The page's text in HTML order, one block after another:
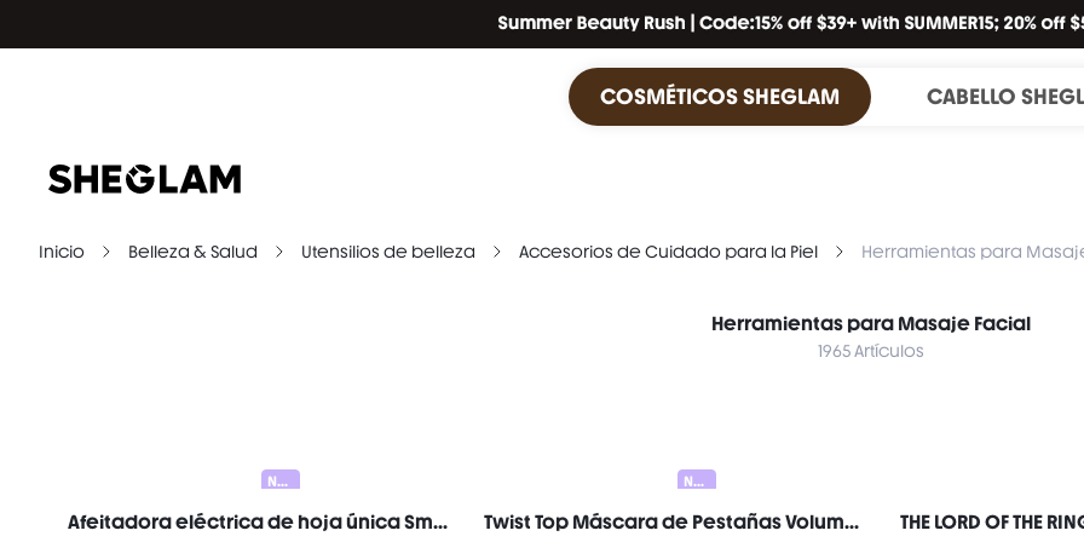
COSMÉTICOS SHEGLAM CABELLO
Inicio Belleza & Salud Utensilios de belleza Accesorios de Cuidado para la Piel Herramientas para
Herramientas para Masaje Facial
1965 Artículos
Nuevo
Afeitadora eléctrica de hoja única Smooth Moves
Nuevo
Twist Top Máscara de Pestañas Volumen y Longitud-Black Marca de Belleza Cosmética Maquillaje para Mujeres y Niñas